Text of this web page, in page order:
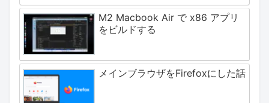
M2 Macbook Air で x86 アプリ
をビルドする
メインブラウザをFirefoxにした話